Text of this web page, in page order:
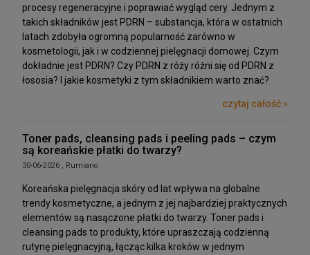
procesy regeneracyjne i poprawiać wygląd cery. Jednym z
takich składników jest PDRN – substancja, która w ostatnich
latach zdobyła ogromną popularność zarówno w
kosmetologii, jak i w codziennej pielęgnacji domowej. Czym
dokładnie jest PDRN? Czy PDRN z róży różni się od PDRN z
łososia? I jakie kosmetyki z tym składnikiem warto znać?
czytaj całość »
Toner pads, cleansing pads i peeling pads – czym
są koreańskie płatki do twarzy?
30-06-2026 , Rumiano
Koreańska pielęgnacja skóry od lat wpływa na globalne
trendy kosmetyczne, a jednym z jej najbardziej praktycznych
elementów są nasączone płatki do twarzy. Toner pads i
cleansing pads to produkty, które upraszczają codzienną
rutynę pielęgnacyjną, łącząc kilka kroków w jednym